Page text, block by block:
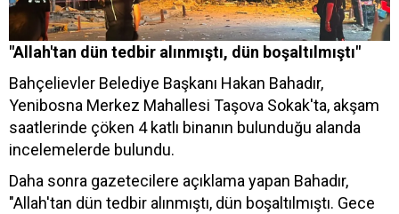
"Allah'tan dün tedbir alınmıştı, dün boşaltılmıştı"
Bahçelievler Belediye Başkanı Hakan Bahadır,
Yenibosna Merkez Mahallesi Taşova Sokak'ta, akşam
saatlerinde çöken 4 katlı binanın bulunduğu alanda
incelemelerde bulundu.
Daha sonra gazetecilere açıklama yapan Bahadır,
"Allah'tan dün tedbir alınmıştı, dün boşaltılmıştı. Gece